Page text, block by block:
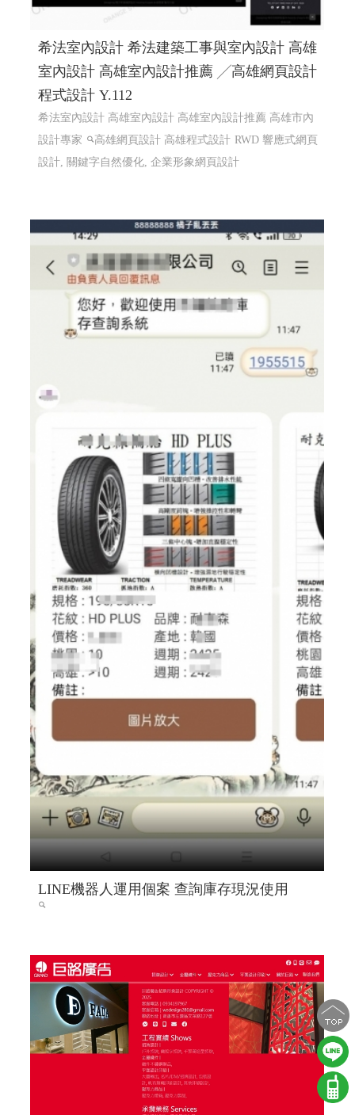
希法室內設計 希法建築工事與室內設計 高雄
室內設計 高雄室內設計推薦 ╱高雄網頁設計
程式設計 Y.112
希法室內設計 高雄室內設計 高雄室內設計推薦 高雄市內
設計專家
高雄網頁設計 高雄程式設計 RWD 響應式網頁
設計, 關鍵字自然優化, 企業形象網頁設計
LINE機器人運用個案 查詢庫存現況使用